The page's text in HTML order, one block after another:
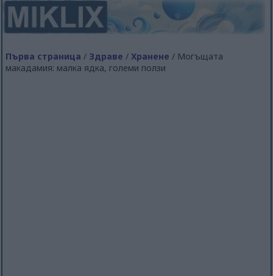
Първа страница / Здраве / Хранене / Могъщата
макадамия: малка ядка, големи ползи